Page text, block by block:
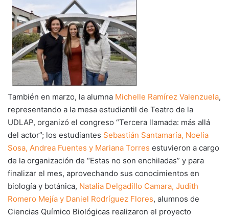
También en marzo, la alumna Michelle Ramírez Valenzuela,
representando a la mesa estudiantil de Teatro de la
UDLAP, organizó el congreso “Tercera llamada: más allá
del actor”; los estudiantes Sebastián Santamaría, Noelia
Sosa, Andrea Fuentes y Mariana Torres estuvieron a cargo
de la organización de “Estas no son enchiladas” y para
finalizar el mes, aprovechando sus conocimientos en
biología y botánica, Natalia Delgadillo Camara, Judith
Romero Mejía y Daniel Rodríguez Flores, alumnos de
Ciencias Químico Biológicas realizaron el proyecto